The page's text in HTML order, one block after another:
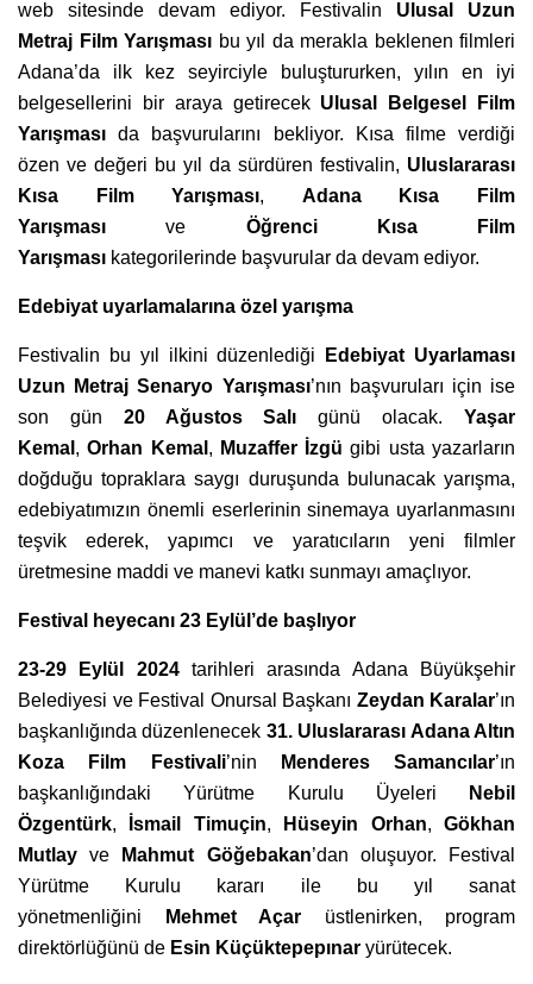
web sitesinde devam ediyor. Festivalin Ulusal Uzun
Metraj Film Yarışması bu yıl da merakla beklenen filmleri
Adana’da ilk kez seyirciyle buluştururken, yılın en iyi
belgesellerini bir araya getirecek Ulusal Belgesel Film
Yarışması da başvurularını bekliyor. Kısa filme verdiği
özen ve değeri bu yıl da sürdüren festivalin, Uluslararası
Kısa Film Yarışması, Adana Kısa Film
Yarışması ve Öğrenci Kısa Film
Yarışması kategorilerinde başvurular da devam ediyor.
Edebiyat uyarlamalarına özel yarışma
Festivalin bu yıl ilkini düzenlediği
Edebiyat Uyarlaması
Uzun Metraj Senaryo Yarışması’nın başvuruları için ise
son gün 20 Ağustos Sal ıgünü olacak.Yaşar
Kemal ,Orhan Kemal , Muzaffer İzgü gibi usta yazarların
doğduğu topraklara saygı duruşunda bulunacak yarışma,
edebiyatımızın önemli eserlerinin sinemaya uyarlanmasını
teşvik ederek, yapımcı ve yaratıcıların yeni filmler
üretmesine maddi ve manevi katkı sunmayı amaçlıyor.
Festival heyecanı 23 Eylül’de başlıyor
23-29 Eylül 2024 tarihleri arasında Adana Büyükşehir
Belediyesi ve Festival Onursal Başkanı Zeydan Karalar’ın
başkanlığında düzenlenecek 31. Uluslararası Adana Altın
Koza Film Festivali’nin Menderes Samancılar’ın
başkanlığındaki Yürütme Kurulu Üyeleri
Nebil
Özgentürk, İsmail Timuçin, Hüseyin Orhan,Gökhan
Mutlay ve Mahmut Göğebakan’dan oluşuyor. Festival
Yürütme Kurulu kararı ile bu yıl sanat
yönetmenliğini
Mehmet Açar üstlenirken, program
direktörlüğünü de Esin Küçüktepepınar yürütecek.